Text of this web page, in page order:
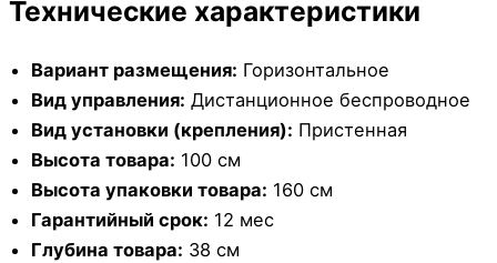
Технические характеристики
Вариант размещения: Горизонтальное
Вид управления: Дистанционное беспроводное
Вид установки (крепления): Пристенная
Высота товара: 100 см
Высота упаковки товара: 160 см
Гарантийный срок: 12 мес
Глубина товара: 38 см